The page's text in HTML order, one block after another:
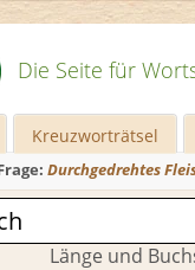
Die Seite für
Kreuzworträtsel
Durchgedrehtes
Länge und